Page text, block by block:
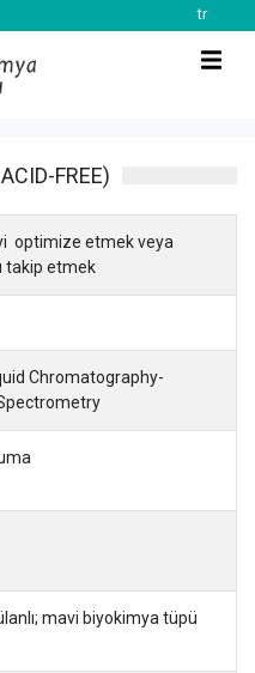
tr
FREE)
optimize etmek veya
takip etmek
Chromatography-
mavi biyokimya tüpü